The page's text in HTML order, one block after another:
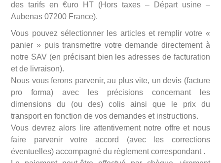
des tarifs en €uro HT (Hors taxes – Départ usine –
Aubenas 07200 France).
Vous pouvez sélectionner les articles et remplir votre «
panier » puis transmettre votre demande directement à
notre SAV (en précisant bien les adresses de facturation
et de livraison).
Nous vous ferons parvenir, au plus vite, un devis (facture
pro forma) avec les précisions concernant les
dimensions du (ou des) colis ainsi que le prix du
transport en fonction de vos demandes et instructions.
Vous devrez alors lire attentivement notre offre et nous
faire parvenir votre accord (avec les corrections
éventuelles) accompagné du règlement correspondant .